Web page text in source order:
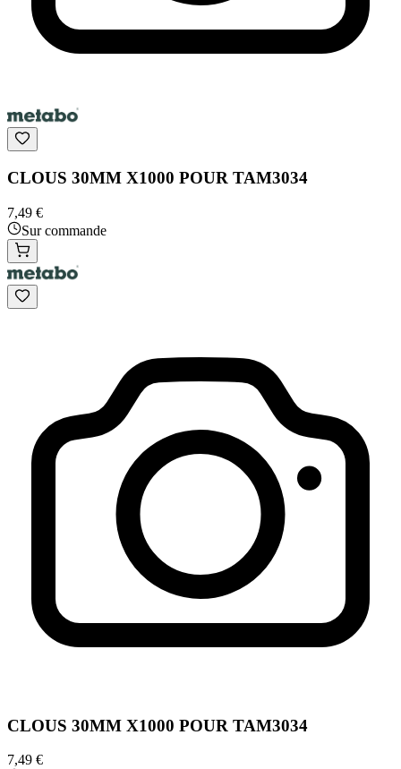
CLOUS 30MM X1000 POUR TAM3034
7,49 €
Sur commande
CLOUS 30MM X1000 POUR TAM3034
7,49 €